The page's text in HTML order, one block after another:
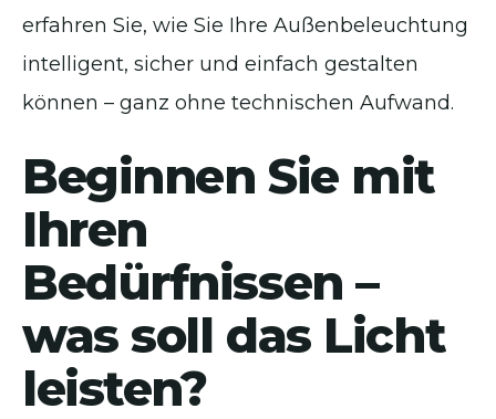
erfahren Sie, wie Sie Ihre Außenbeleuchtung
intelligent, sicher und einfach gestalten
können – ganz ohne technischen Aufwand.
Beginnen Sie mit
Ihren
Bedürfnissen –
was soll das Licht
leisten?